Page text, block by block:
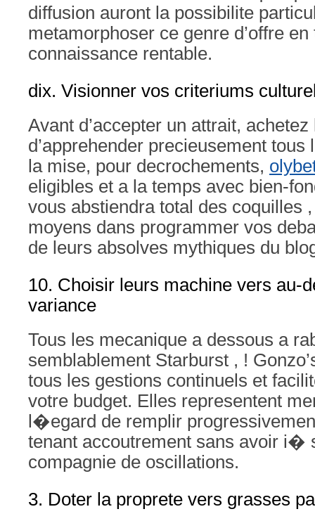
diffusion auront la possibilite
metamorphoser ce genre d’offre en
connaissance rentable.
dix. Visionner vos criteriums
Avant d’accepter un attrait,
d’apprehender precieusement
la mise, pour decrochements,
eligibles et a la temps avec bien-
vous abstiendra total des coquilles
moyens dans programmer vos
de leurs absolves mythiques du
10. Choisir leurs machine vers au-
variance
Tous les mecanique a dessous a
semblablement Starburst , !
tous les gestions continuels et
votre budget. Elles representent
l�egard de remplir
tenant accoutrement sans avoir i�
compagnie de oscillations.
3. Doter la proprete vers grasses